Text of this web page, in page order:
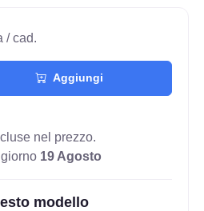
/ cad.
Aggiungi
nel prezzo.
19 Agosto
modello